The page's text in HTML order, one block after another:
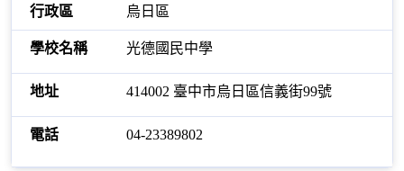
烏日區
光德國民中學
414002 臺中市烏日區信義街99號
04-23389802